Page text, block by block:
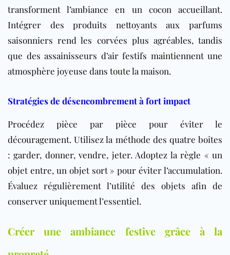
transforment l’ambiance en un cocon accueillant.
Intégrer des produits nettoyants aux parfums
saisonniers rend les corvées plus agréables, tandis
que des assainisseurs d’air festifs maintiennent une
atmosphère joyeuse dans toute la maison.
Stratégies de désencombrement à fort impact
Procédez pièce par pièce pour éviter le
découragement. Utilisez la méthode des quatre boîtes
: garder, donner, vendre, jeter. Adoptez la règle « un
objet entre, un objet sort » pour éviter l’accumulation.
Évaluez régulièrement l’utilité des objets afin de
conserver uniquement l’essentiel.
Créer une ambiance festive grâce à la